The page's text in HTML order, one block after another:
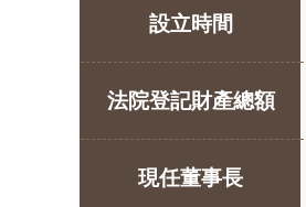
設立時間
法院登記財產總額
現任董事長